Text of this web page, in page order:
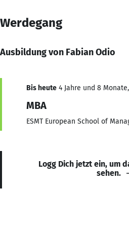
Werdegang
Ausbildung von Fabian Odio
Bis heute 4 Jahre und 8
MBA
ESMT European School of
Logg Dich jetzt ein, um
sehen.